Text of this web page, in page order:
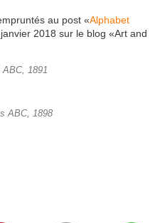
au post «Alphabet
2018 sur le blog «Art and
1891
ABC, 1898